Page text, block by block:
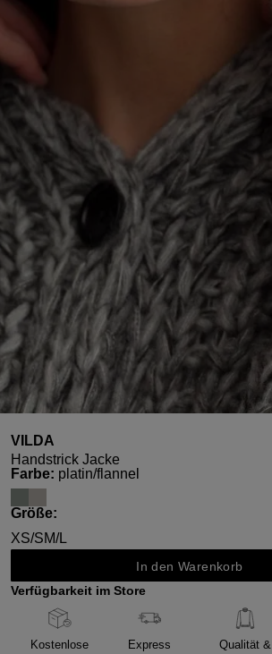
VILDA
Handstrick Jacke
Farbeauswählen
: platin/flannel
Größeauswählen
:
XS/SM/L
In den Warenkorb
Verfügbarkeit im Store
Kostenlose
Express
Qualität &